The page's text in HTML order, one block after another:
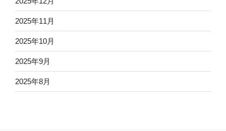
2025年11月
2025年10月
2025年9月
2025年8月